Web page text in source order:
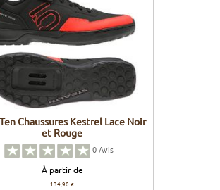
Chaussures Kestrel Lace Noir
et Rouge
0Avis
À partir de
134,90 €